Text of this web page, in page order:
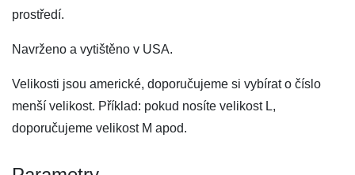
prostředí.
Navrženo a vytištěno v USA.
Velikosti jsou americké, doporučujeme si vybírat o číslo
menší velikost. Příklad: pokud nosíte velikost L,
doporučujeme velikost M apod.